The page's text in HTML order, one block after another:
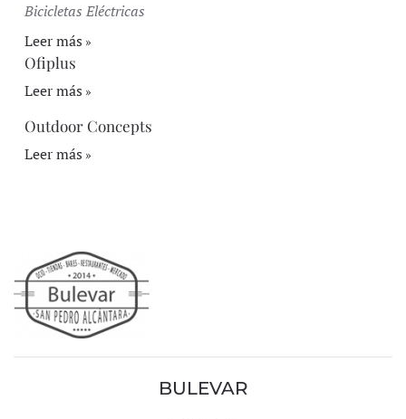
Bicicletas Eléctricas
Leer más
Ofiplus
Leer más
Outdoor Concepts
Leer más
BULEVAR